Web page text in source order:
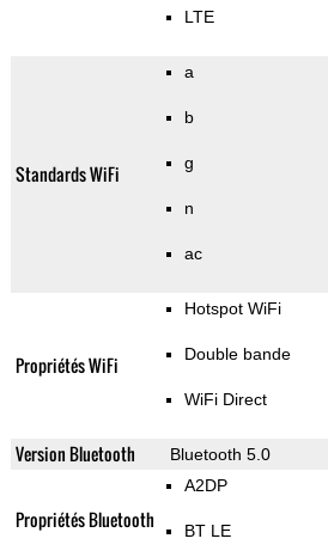
LTE
Standards WiFi
a
b
g
n
ac
Propriétés WiFi
Hotspot WiFi
Double bande
WiFi Direct
Version Bluetooth Bluetooth 5.0
Propriétés Bluetooth
A2DP
BT LE